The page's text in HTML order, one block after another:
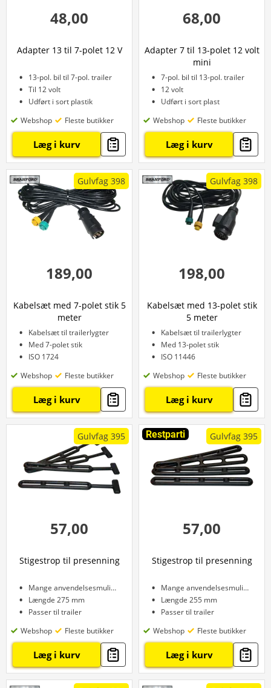
48,00
Adapter 13 til 7-polet 12 V
13-pol. bil til 7-pol. trailer
Til 12 volt
Udført i sort plastik
Webshop
Fleste butikker
Læg i kurv
68,00
Adapter 7 til 13-polet 12 volt
mini
7-pol. bil til 13-pol. trailer
12 volt
Udført i sort plast
Webshop
Fleste butikker
Læg i kurv
Gulvfag 398
189,00
Kabelsæt med 7-polet stik 5
meter
Kabelsæt til trailerlygter
Med 7-polet stik
ISO 1724
Webshop
Fleste butikker
Læg i kurv
Gulvfag 398
198,00
Kabelsæt med 13-polet stik
5 meter
Kabelsæt til trailerlygter
Med 13-polet stik
ISO 11446
Webshop
Fleste butikker
Læg i kurv
Gulvfag 395
57,00
Stigestrop til presenning
Mange anvendelsesmuligheder
Længde 275 mm
Passer til trailer
Webshop
Fleste butikker
Læg i kurv
Restparti Gulvfag 395
57,00
Stigestrop til presenning
Mange anvendelsesmuligheder
Længde 255 mm
Passer til trailer
Webshop
Fleste butikker
Læg i kurv